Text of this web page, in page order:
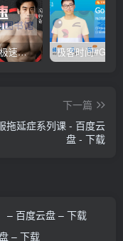
闫帅奇的28天极速减脂计划 – 网盘分享 – 下载
下一篇
拖延症系列课 - 百度云
盘 - 下载
– 百度云盘 – 下载
– 下载